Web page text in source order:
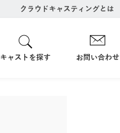
クラウドキャスティングとは
キャストを探す お問い合わせ